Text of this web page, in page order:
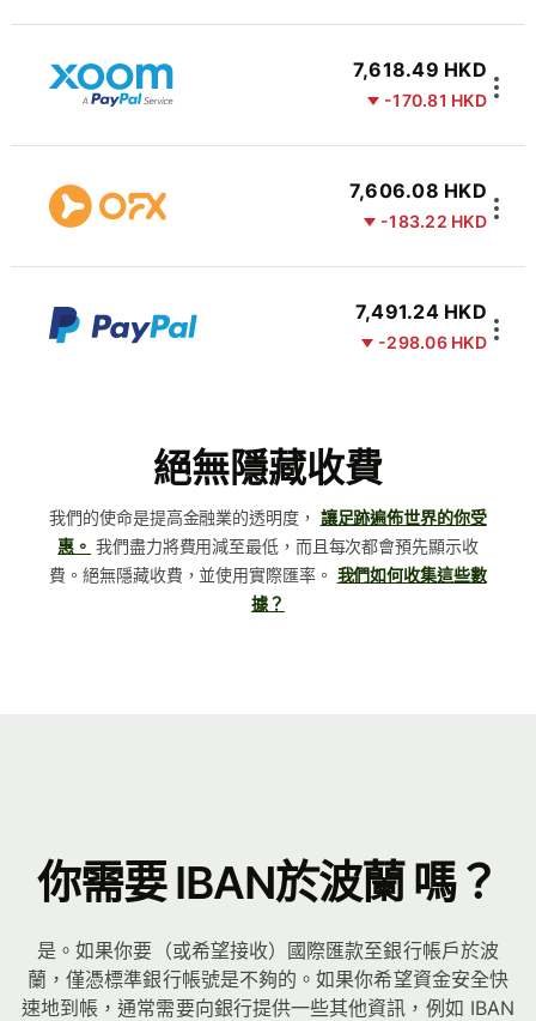
7,618.49 HKD
-170.81 HKD
7,606.08 HKD
-183.22 HKD
7,491.24 HKD
-298.06 HKD
絕無隱藏收費
我們的使命是提高金融業的透明度， 讓足跡遍佈世界的你受
惠。 我們盡力將費用減至最低，而且每次都會預先顯示收
費。絕無隱藏收費，並使用實際匯率。 我們如何收集這些數
據？
你需要 IBAN於波蘭 嗎？
是。如果你要（或希望接收）國際匯款至銀行帳戶於波
蘭，僅憑標準銀行帳號是不夠的。如果你希望資金安全快
速地到帳，通常需要向銀行提供一些其他資訊，例如 IBAN